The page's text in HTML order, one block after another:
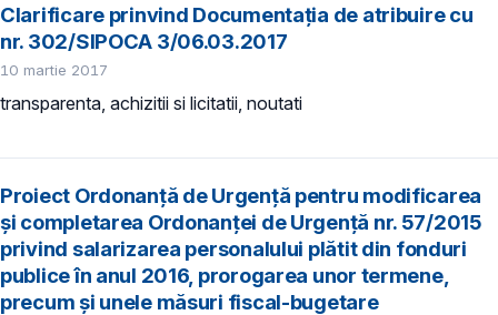
Clarificare prinvind Documentația de atribuire cu
nr. 302/SIPOCA 3/06.03.2017
10 martie 2017
transparenta, achizitii si licitatii, noutati
Proiect Ordonanță de Urgență pentru modificarea
și completarea Ordonanței de Urgență nr. 57/2015
privind salarizarea personalului plătit din fonduri
publice în anul 2016, prorogarea unor termene,
precum și unele măsuri fiscal-bugetare